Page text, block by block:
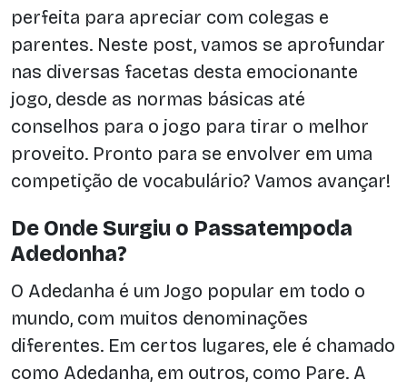
perfeita para apreciar com colegas e
parentes. Neste post, vamos se aprofundar
nas diversas facetas desta emocionante
jogo, desde as normas básicas até
conselhos para o jogo para tirar o melhor
proveito. Pronto para se envolver em uma
competição de vocabulário? Vamos avançar!
De Onde Surgiu o Passatempoda
Adedonha?
O Adedanha é um Jogo popular em todo o
mundo, com muitos denominações
diferentes. Em certos lugares, ele é chamado
como Adedanha, em outros, como Pare. A